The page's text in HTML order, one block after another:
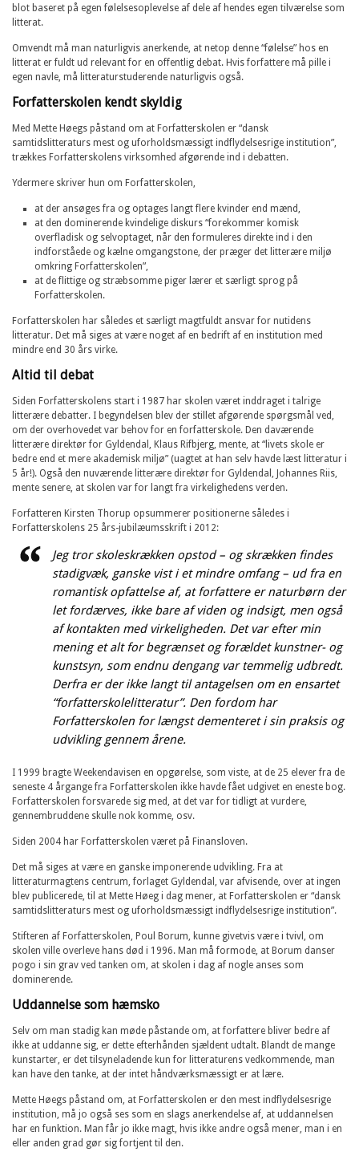
blot baseret på egen følelsesoplevelse af dele af hendes egen tilværelse som
litterat.
Omvendt må man naturligvis anerkende, at netop denne “følelse” hos en
litterat er fuldt ud relevant for en offentlig debat. Hvis forfattere må pille i
egen navle, må litteraturstuderende naturligvis også.
Forfatterskolen kendt skyldig
Med Mette Høegs påstand om at Forfatterskolen er “dansk
samtidslitteraturs mest og uforholdsmæssigt indflydelsesrige institution”,
trækkes Forfatterskolens virksomhed afgørende ind i debatten.
Ydermere skriver hun om Forfatterskolen,
at der ansøges fra og optages langt flere kvinder end mænd,
at den dominerende kvindelige diskurs “forekommer komisk
overfladisk og selvoptaget, når den formuleres direkte ind i den
indforståede og kælne omgangstone, der præger det litterære miljø
omkring Forfatterskolen”,
at de flittige og stræbsomme piger lærer et særligt sprog på
Forfatterskolen.
Forfatterskolen har således et særligt magtfuldt ansvar for nutidens
litteratur. Det må siges at være noget af en bedrift af en institution med
mindre end 30 års virke.
Altid til debat
Siden Forfatterskolens start i 1987 har skolen været inddraget i talrige
litterære debatter. I begyndelsen blev der stillet afgørende spørgsmål ved,
om der overhovedet var behov for en forfatterskole. Den daværende
litterære direktør for Gyldendal, Klaus Rifbjerg, mente, at “livets skole er
bedre end et mere akademisk miljø” (uagtet at han selv havde læst litteratur i
5 år!). Også den nuværende litterære direktør for Gyldendal, Johannes Riis,
mente senere, at skolen var for langt fra virkelighedens verden.
Forfatteren Kirsten Thorup opsummerer positionerne således i
Forfatterskolens 25 års-jubilæumsskrift i 2012:
Jeg tror skoleskrækken opstod – og skrækken findes
stadigvæk, ganske vist i et mindre omfang – ud fra en
romantisk opfattelse af, at forfattere er naturbørn der
let fordærves, ikke bare af viden og indsigt, men også
af kontakten med virkeligheden. Det var efter min
mening et alt for begrænset og forældet kunstner- og
kunstsyn, som endnu dengang var temmelig udbredt.
Derfra er der ikke langt til antagelsen om en ensartet
“forfatterskolelitteratur”. Den fordom har
Forfatterskolen for længst dementeret i sin praksis og
udvikling gennem årene.
I 1999 bragte Weekendavisen en opgørelse, som viste, at de 25 elever fra de
seneste 4 årgange fra Forfatterskolen ikke havde fået udgivet en eneste bog.
Forfatterskolen forsvarede sig med, at det var for tidligt at vurdere,
gennembruddene skulle nok komme, osv.
Siden 2004 har Forfatterskolen været på Finansloven.
Det må siges at være en ganske imponerende udvikling. Fra at
litteraturmagtens centrum, forlaget Gyldendal, var afvisende, over at ingen
blev publicerede, til at Mette Høeg i dag mener, at Forfatterskolen er “dansk
samtidslitteraturs mest og uforholdsmæssigt indflydelsesrige institution”.
Stifteren af Forfatterskolen, Poul Borum, kunne givetvis være i tvivl, om
skolen ville overleve hans død i 1996. Man må formode, at Borum danser
pogo i sin grav ved tanken om, at skolen i dag af nogle anses som
dominerende.
Uddannelse som hæmsko
Selv om man stadig kan møde påstande om, at forfattere bliver bedre af
ikke at uddanne sig, er dette efterhånden sjældent udtalt. Blandt de mange
kunstarter, er det tilsyneladende kun for litteraturens vedkommende, man
kan have den tanke, at der intet håndværksmæssigt er at lære.
Mette Høegs påstand om, at Forfatterskolen er den mest indflydelsesrige
institution, må jo også ses som en slags anerkendelse af, at uddannelsen
har en funktion. Man får jo ikke magt, hvis ikke andre også mener, man i en
eller anden grad gør sig fortjent til den.